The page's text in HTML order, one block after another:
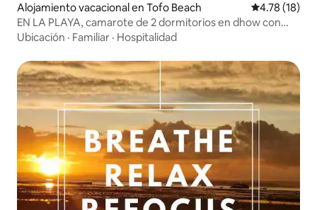
Alojamiento vacacional en Tofo Beach Calificación
4.78 (18)
EN LA PLAYA, camarote de 2 dormitorios en dhow con
aire acondicionado
Ubicación · Familiar · Hospitalidad